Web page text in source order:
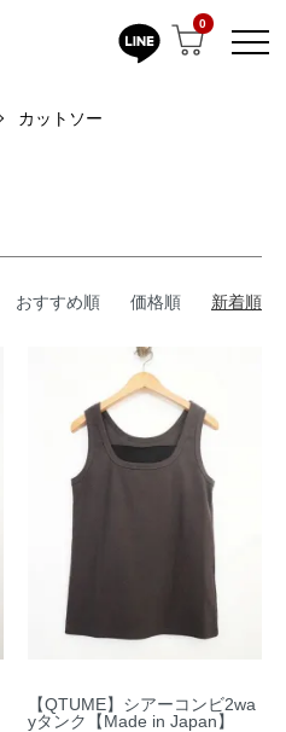
0
カットソー
おすすめ順 価格順 新着順
【QTUME】シアーコンビ2wa
yタンク【Made in Japan】